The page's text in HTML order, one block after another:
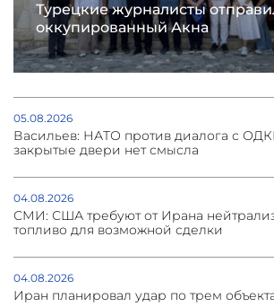
Турецкие журналисты
оккупированный Акна
05.08.2026
Васильев: НАТО против диалога с
закрытые двери нет смысла
04.08.2026
СМИ: США требуют от Ирана
топливо для возможной сделки
04.08.2026
Иран планировал удар по трем